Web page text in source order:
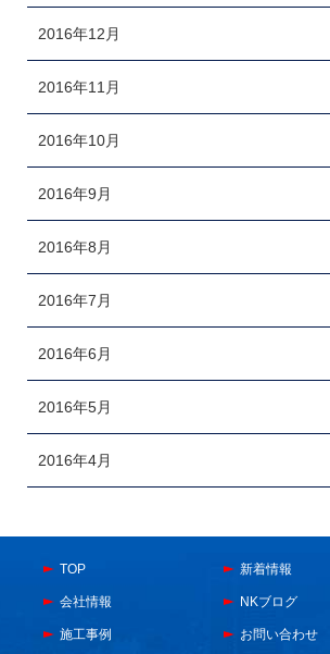
2016年12月
2016年11月
2016年10月
2016年9月
2016年8月
2016年7月
2016年6月
2016年5月
2016年4月
TOP
会社情報
施工事例
新着情報
NKブログ
お問い合わせ